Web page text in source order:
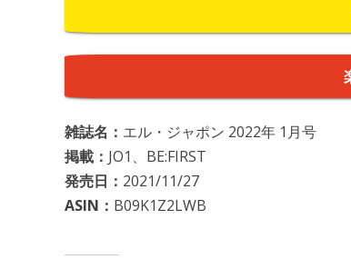
雑誌名： エル・ジャポン 2022年 1月号
掲載： JO1、BE:FIRST
発売日： 2021/11/27
ASIN： B09K1Z2LWB